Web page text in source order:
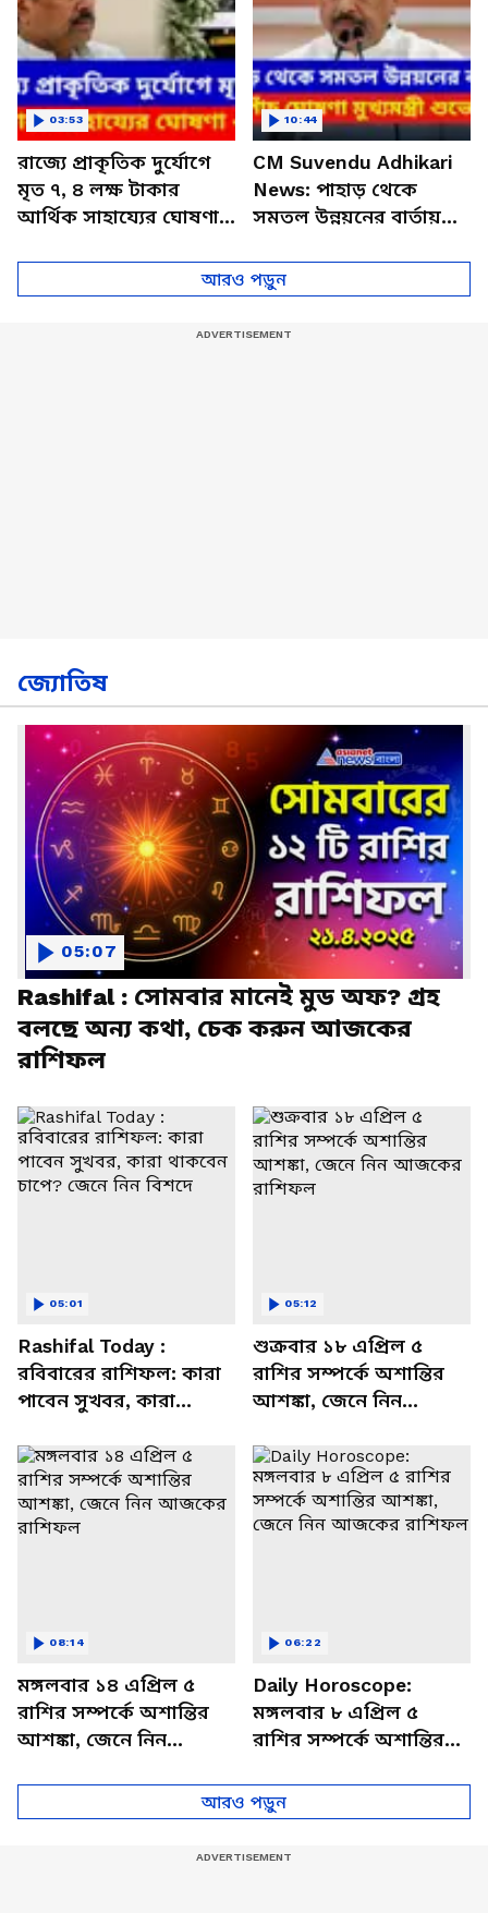
রাজ্যে প্রাকৃতিক দুর্যোগে
মৃত ৭, ৪ লক্ষ টাকার
আর্থিক সাহায্যের ঘোষণা
03:53
CM Suvendu Adhikari
News: পাহাড় থেকে
সমতল উন্নয়নের বার্তায়
শুভেন্দুর! দেখুন
10:44
আরও পড়ুন
জ্যোতিষ
Rashifal : সোমবার মানেই মুড অফ? গ্রহ
বলছে অন্য কথা, চেক করুন আজকের
রাশিফল
05:07
Rashifal Today :
রবিবারের রাশিফল: কারা
পাবেন সুখবর, কারা
বিশদে
05:01
শুক্রবার ১৮ এপ্রিল ৫
রাশির সম্পর্কে অশান্তির
আশঙ্কা, জেনে নিন
05:12
মঙ্গলবার ১৪ এপ্রিল ৫
রাশির সম্পর্কে অশান্তির
আশঙ্কা, জেনে নিন
08:14
Daily Horoscope:
মঙ্গলবার ৮ এপ্রিল ৫
রাশির সম্পর্কে অশান্তির
আজকের রাশিফল
06:22
আরও পড়ুন